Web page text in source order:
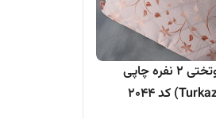
سرویس لحاف روتختی 2 نفره چاپی